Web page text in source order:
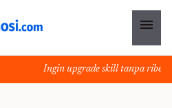
menu
Ingin upgrade skill tanpa ribet?